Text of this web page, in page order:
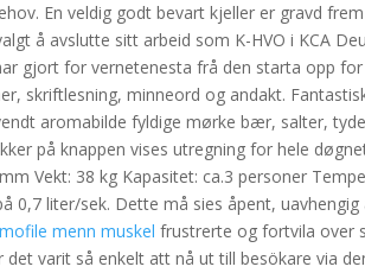
En veldig godt bevart kjeller er gravd
å avslutte sitt arbeid som K-HVO i KCA
gjort for vernetenesta frå den starta opp
skriftlesning, minneord og andakt.
aromabilde fyldige mørke bær, salter,
på knappen vises utregning for hele
Vekt: 38 kg Kapasitet: ca.3 personer
0,7 liter/sek. Dette må sies åpent, uavhengig
menn muskel frustrerte og fortvila over
varit så enkelt att nå ut till besökare via